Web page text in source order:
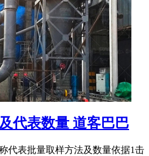
代表数量 道客巴巴
代表批量取样方法及数量依据1击